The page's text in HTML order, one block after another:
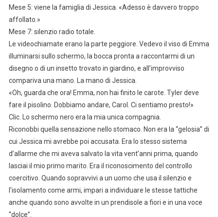
Mese 5: viene la famiglia di Jessica. «Adesso è davvero troppo
affollato.»
Mese 7: silenzio radio totale.
Le videochiamate erano la parte peggiore. Vedevo il viso di Emma
illuminarsi sullo schermo, la bocca pronta a raccontarmi di un
disegno o di un insetto trovato in giardino, e all’improvviso
compariva una mano. La mano di Jessica.
«Oh, guarda che ora! Emma, non hai finito le carote. Tyler deve
fare il pisolino. Dobbiamo andare, Carol. Ci sentiamo presto!»
Clic. Lo schermo nero era la mia unica compagnia.
Riconobbi quella sensazione nello stomaco. Non era la “gelosia” di
cui Jessica mi avrebbe poi accusata. Era lo stesso sistema
d’allarme che mi aveva salvato la vita vent’anni prima, quando
lasciai il mio primo marito. Era il riconoscimento del controllo
coercitivo. Quando sopravvivi a un uomo che usa il silenzio e
l’isolamento come armi, impari a individuare le stesse tattiche
anche quando sono avvolte in un prendisole a fiori e in una voce
“dolce”.